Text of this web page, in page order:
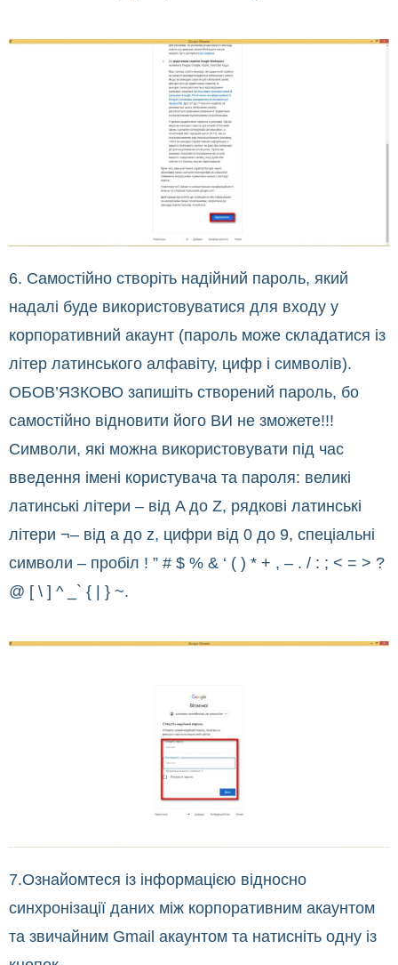
6. Самостійно створіть надійний пароль, який
надалі буде використовуватися для входу у
корпоративний акаунт (пароль може складатися із
літер латинського алфавіту, цифр і символів).
ОБОВ’ЯЗКОВО запишіть створений пароль, бо
самостійно відновити його ВИ не зможете!!!
Символи, які можна використовувати під час
введення імені користувача та пароля: великі
латинські літери – від A до Z, рядкові латинські
літери ¬– від a до z, цифри від 0 до 9, спеціальні
символи – пробіл ! ” # $ % & ‘ ( ) * + , – . / : ; < = > ?
@ [ \ ] ^ _` { | } ~.
7.Ознайомтеся із інформацією відносно
синхронізації даних між корпоративним акаунтом
та звичайним Gmail акаунтом та натисніть одну із